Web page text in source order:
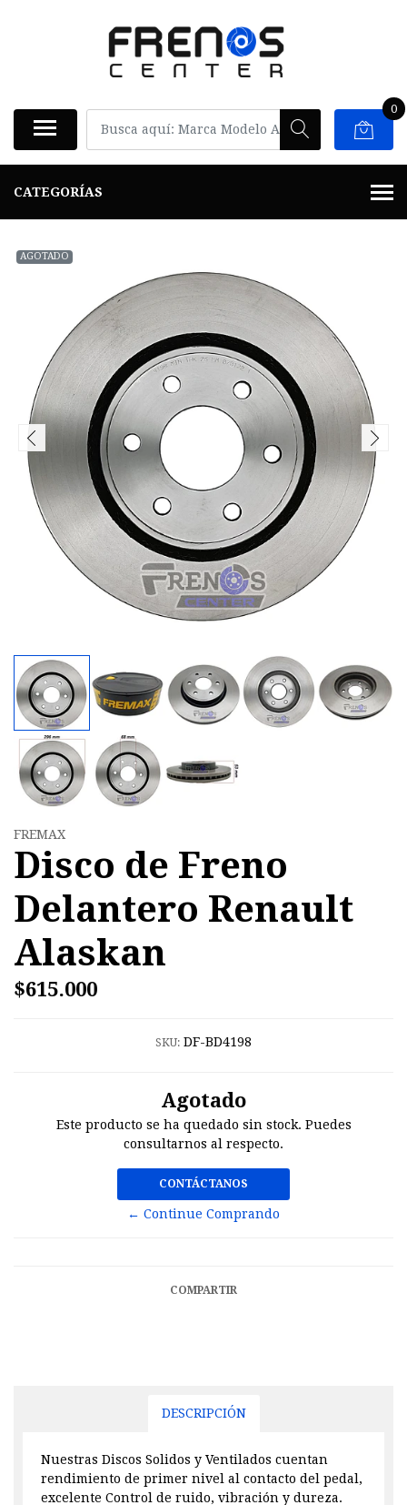
0
CATEGORÍAS
AGOTADO
FREMAX
Disco de Freno
Delantero Renault
Alaskan
$615.000
SKU: DF-BD4198
Agotado
Este producto se ha quedado sin stock. Puedes
consultarnos al respecto.
CONTÁCTANOS
← Continue Comprando
COMPARTIR
DESCRIPCIÓN
Nuestras Discos Solidos y Ventilados cuentan
rendimiento de primer nivel al contacto del pedal,
excelente Control de ruido, vibración y dureza.